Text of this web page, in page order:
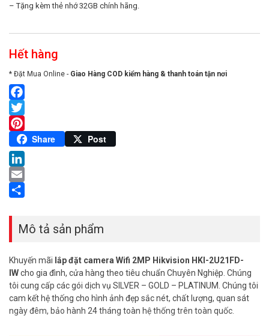
– Tặng kèm thẻ nhớ 32GB chính hãng.
Hết hàng
* Đặt Mua Online - Giao Hàng COD kiểm hàng & thanh toán tận nơi
Facebook
Twitter
Pinterest
Share Post
LinkedIn
Email
Mô tả sản phẩm
Khuyến mãi lắp đặt camera Wifi 2MP Hikvision HKI-2U21FD-
IWcho gia đình, cửa hàng theo tiêu chuẩn Chuyên Nghiệp. Chúng
tôi cung cấp các gói dịch vụ SILVER – GOLD – PLATINUM. Chúng tôi
cam kết hệ thống cho hình ảnh đẹp sắc nét, chất lượng, quan sát
ngày đêm, bảo hành 24 tháng toàn hệ thống trên toàn quốc.